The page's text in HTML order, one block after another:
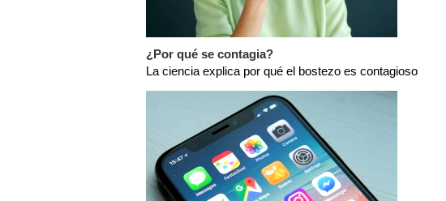
¿Por qué se contagia?
La ciencia explica por qué el bostezo es contagioso